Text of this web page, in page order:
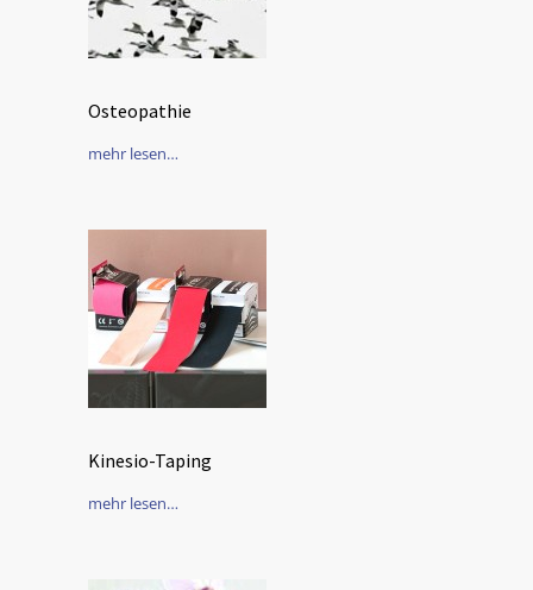
Osteopathie
mehr lesen…
Kinesio-Taping
mehr lesen…